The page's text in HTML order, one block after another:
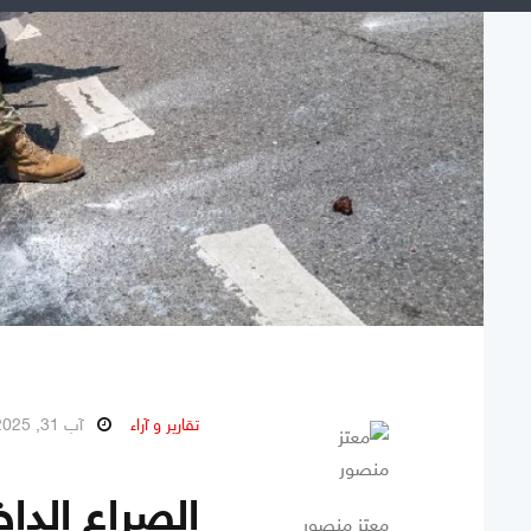
معتز منصور
تقارير و آراء آب 31, 2025
الصراع